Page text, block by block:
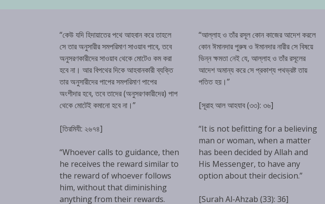
“কেউ যদি হিদায়াতের পথে আহবান করে তাহলে
সে তার অনুসারীর সমপরিমাণ সাওয়াব পাবে, তবে
অনুসরণকারীদের সাওয়াব থেকে মোটেও কম করা
হবে না। আর বিপথের দিকে আহবানকারী ব্যক্তি
তার অনুসারীদের পাপের সমপরিমাণ পাপের
অংশীদার হবে, তবে তাদের (অনুসরণকারীদের) পাপ
থেকে মোটেই কমানো হবে না।”
[তিরমিযী: ২৬৭৪]
“Whoever calls to guidance, then
he receives the reward similar to
the reward of whoever follows
him, without that diminishing
anything from their rewards.
“আল্লাহ ও তাঁর রসূল কোন কাজের আদেশ করলে
কোন ঈমানদার পুরুষ ও ঈমানদার নারীর সে বিষয়ে
ভিন্ন ক্ষমতা নেই যে, আল্লাহ ও তাঁর রসূলের
আদেশ অমান্য করে সে প্রকাশ্য পথভ্রষ্ট তায়
পতিত হয়।”
[সূরাহ আল আহযাব (৩৩): ৩৬]
“It is not befitting for a believing
man or woman, when a matter
has been decided by Allah and
His Messenger, to have any
option about their decision.”
[Surah Al-Ahzab (33): 36]